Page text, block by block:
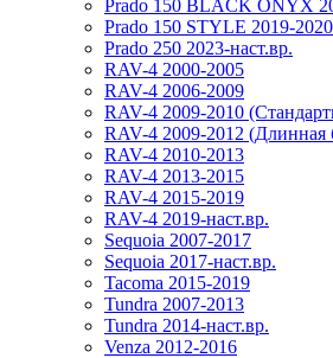
Prado 150 BLACK ONYX
Prado 150 STYLE 2019-2020
Prado 250 2023-наст.вр.
RAV-4 2000-2005
RAV-4 2006-2009
RAV-4 2009-2010
RAV-4 2009-2012 (Длинная
RAV-4 2010-2013
RAV-4 2013-2015
RAV-4 2015-2019
RAV-4 2019-наст.вр.
Sequoia 2007-2017
Sequoia 2017-наст.вр.
Tacoma 2015-2019
Tundra 2007-2013
Tundra 2014-наст.вр.
Venza 2012-2016